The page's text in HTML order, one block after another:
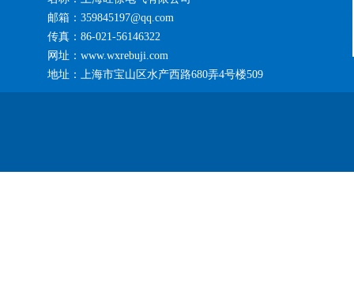
邮箱：359845197@qq.com
传真：86-021-56146322
网址：www.wxrebuji.com
地址：上海市宝山区水产西路680弄4号楼509